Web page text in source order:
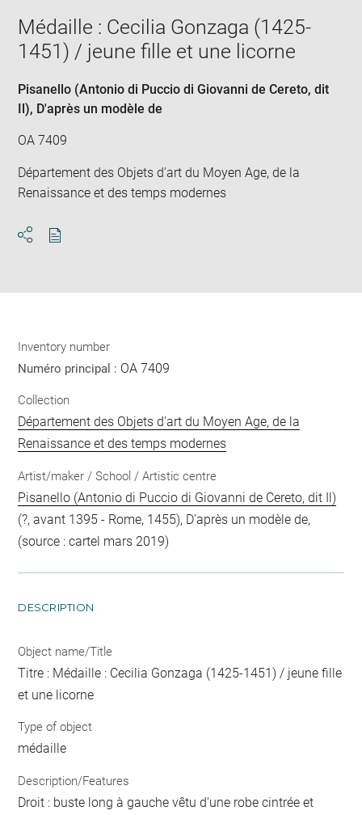
Médaille : Cecilia Gonzaga (1425-
1451) / jeune fille et une licorne
Pisanello (Antonio di Puccio di Giovanni de Cereto, dit
Il), D'après un modèle de
OA 7409
Département des Objets d'art du Moyen Age, de la
Renaissance et des temps modernes
Inventory number
Numéro principal : OA 7409
Collection
Département des Objets d'art du Moyen Age, de la
Renaissance et des temps modernes
Artist/maker / School / Artistic centre
Pisanello (Antonio di Puccio di Giovanni de Cereto, dit Il)
(?, avant 1395 - Rome, 1455), D'après un modèle de,
(source : cartel mars 2019)
DESCRIPTION
Object name/Title
Titre : Médaille : Cecilia Gonzaga (1425-1451) / jeune fille
et une licorne
Type of object
médaille
Description/Features
Droit : buste long à gauche vêtu d'une robe cintrée et